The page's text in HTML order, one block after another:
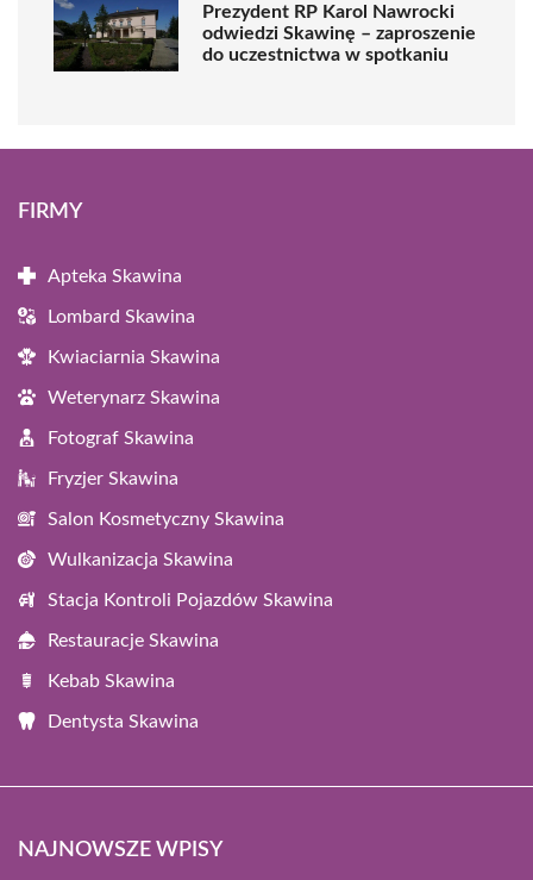
Prezydent RP Karol Nawrocki
odwiedzi Skawinę – zaproszenie
do uczestnictwa w spotkaniu
FIRMY
Apteka Skawina
Lombard Skawina
Kwiaciarnia Skawina
Weterynarz Skawina
Fotograf Skawina
Fryzjer Skawina
Salon Kosmetyczny Skawina
Wulkanizacja Skawina
Stacja Kontroli Pojazdów Skawina
Restauracje Skawina
Kebab Skawina
Dentysta Skawina
NAJNOWSZE WPISY